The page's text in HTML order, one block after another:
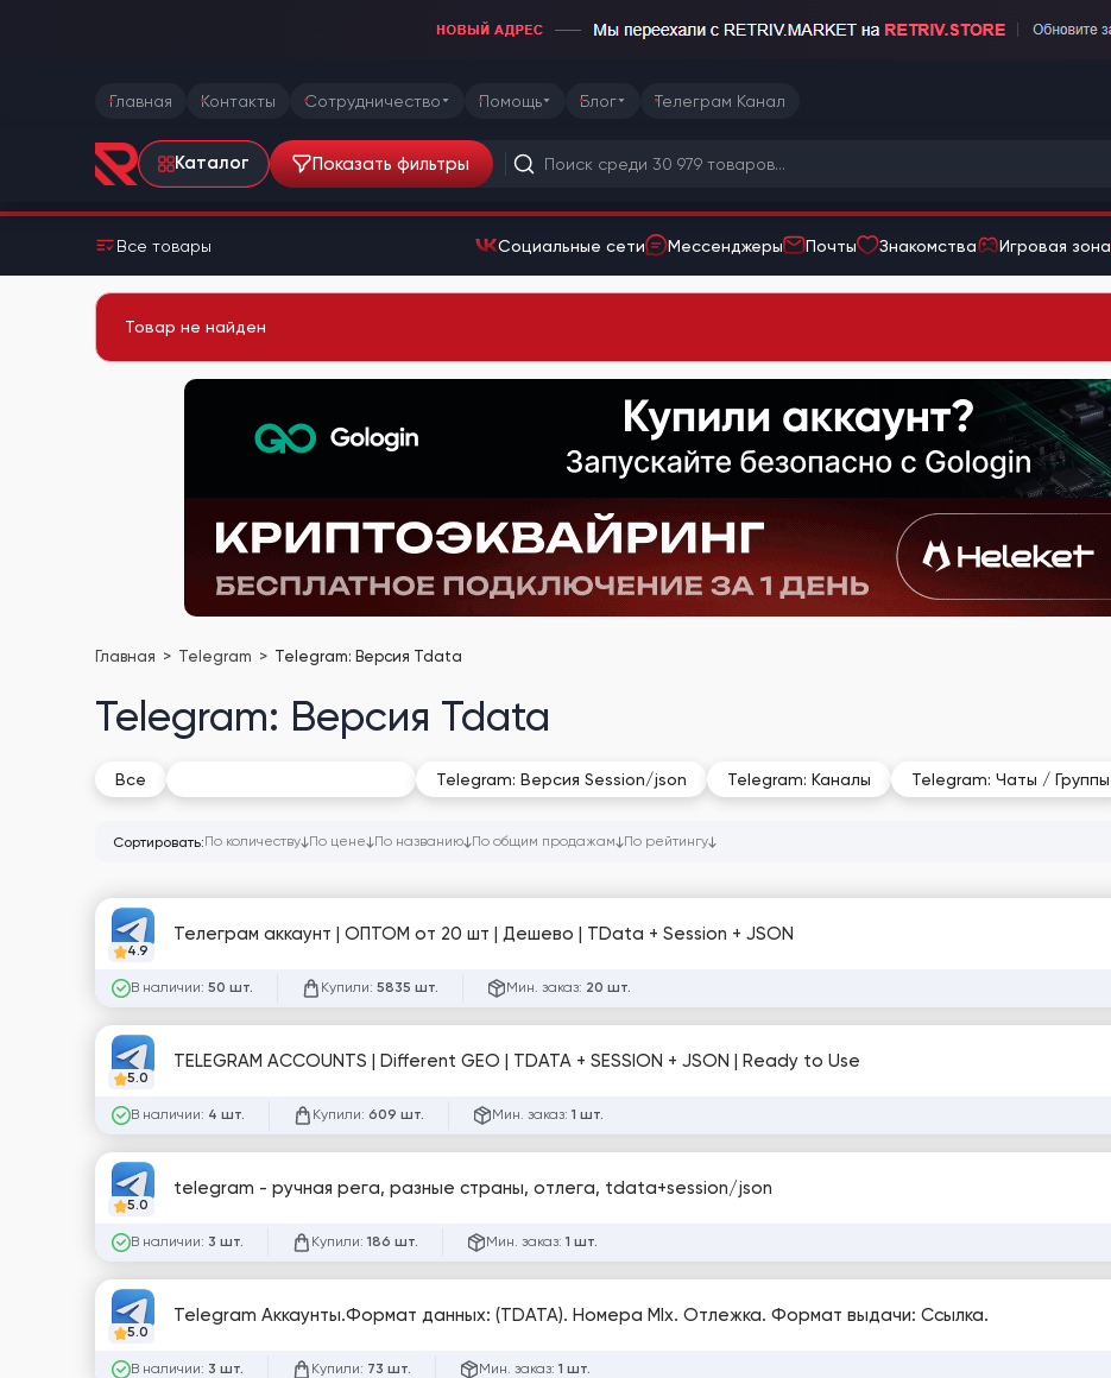
Главная Контакты Сотрудничество Помощь Блог Телеграм Канал
Каталог Показать фильтры
Все товары Социальные сети Мессенджеры Почты Знакомства Игровая зона
Товар не найден
Главная Telegram Telegram: Версия Tdata
Telegram: Версия Tdata
Все Telegram: Версия Session/json Telegram: Каналы Telegram: Чаты / Группы
Сортировать:По количеству По цене По названию По общим продажам По рейтингу
4.9
Телеграм аккаунт | ОПТОМ от 20 шт | Дешево | TData + Session + JSON
В наличии: 50 шт. Купили: 5835 шт. Мин. заказ: 20 шт.
5.0
TELEGRAM ACCOUNTS | Different GEO | TDATA + SESSION + JSON | Ready to Use
В наличии: 4 шт. Купили: 609 шт. Мин. заказ: 1 шт.
5.0
telegram - ручная рега, разные страны, отлега, tdata+session/json
В наличии: 3 шт. Купили: 186 шт. Мин. заказ: 1 шт.
5.0
Telegram Аккаунты.Формат данных: (TDATA). Номера MIx. Отлежка. Формат выдачи: Ссылка.
В наличии: 3 шт. Купили: 73 шт. Мин. заказ: 1 шт.